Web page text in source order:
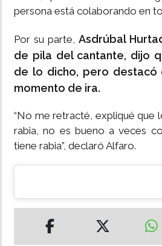
persona está colaborando en
Por su parte, Asdrúbal
de pila del cantante, dijo
de lo dicho, pero destacó
momento de ira.
“No me retracté, expliqué que
rabia, no es bueno a veces
tiene rabia”, declaró Alfaro.